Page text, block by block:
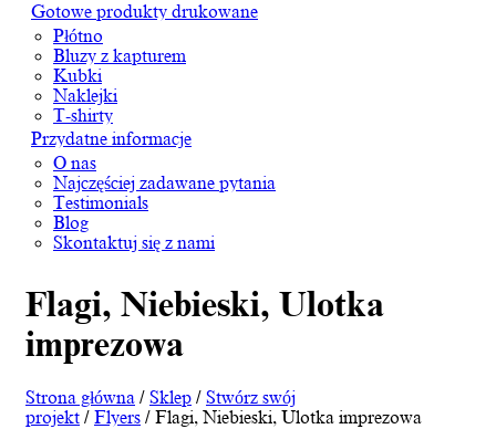
Gotowe produkty drukowane
Płótno
Bluzy z kapturem
Kubki
Naklejki
T-shirty
Przydatne informacje
O nas
Najczęściej zadawane pytania
Testimonials
Blog
Skontaktuj się z nami
Flagi, Niebieski, Ulotka
imprezowa
Strona główna / Sklep / Stwórz swój
projekt / Flyers / Flagi, Niebieski, Ulotka imprezowa